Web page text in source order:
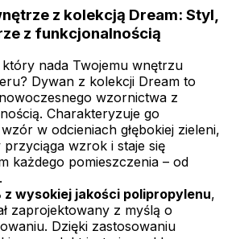
z kolekcją Dream: Styl,
z funkcjonalnością
nada Twojemu wnętrzu
Dywan z kolekcji Dream to
wzornictwa z
Charakteryzuje go
w odcieniach głębokiej zieleni,
wzrok i staje się
każdego pomieszczenia – od
z wysokiej jakości polipropylenu,
zaprojektowany z myślą o
Dzięki zastosowaniu